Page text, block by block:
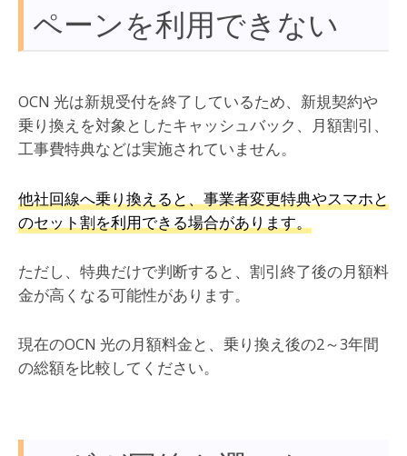
ペーンを利用できない
OCN 光は新規受付を終了しているため、新規契約や
乗り換えを対象としたキャッシュバック、月額割引、
工事費特典などは実施されていません。
他社回線へ乗り換えると、事業者変更特典やスマホと
のセット割を利用できる場合があります。
ただし、特典だけで判断すると、割引終了後の月額料
金が高くなる可能性があります。
現在のOCN 光の月額料金と、乗り換え後の2～3年間
の総額を比較してください。